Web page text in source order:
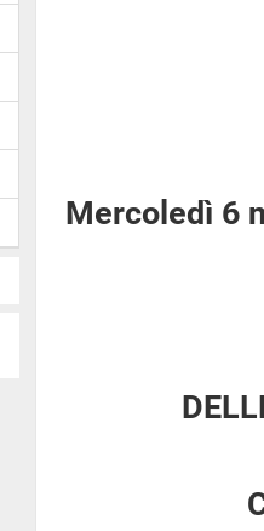
Mercoledì 6